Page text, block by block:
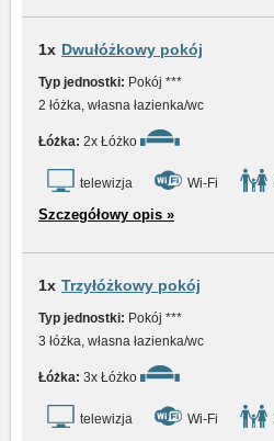
1x Dwułóżkowy pokój
Typ jednostki: Pokój ***
2 łóżka, własna łazienka/wc
Łóżka: 2x Łóżko
telewizja Wi-Fi
Szczegółowy opis »
1x Trzyłóżkowy pokój
Typ jednostki: Pokój ***
3 łóżka, własna łazienka/wc
Łóżka: 3x Łóżko
telewizja Wi-Fi